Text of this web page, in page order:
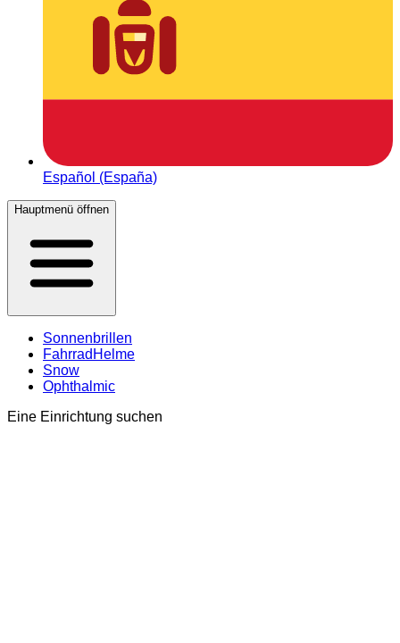
Español (España)
Hauptmenü öffnen
Sonnenbrillen
FahrradHelme
Snow
Ophthalmic
Eine Einrichtung suchen